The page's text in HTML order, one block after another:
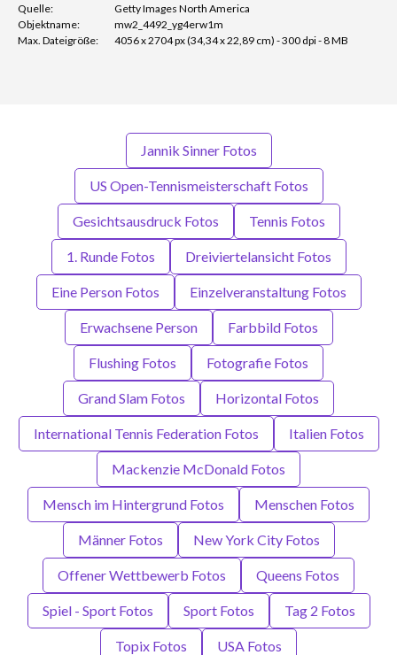
Quelle:
Getty Images North America
Objektname:
mw2_4492_yg4erw1m
Max. Dateigröße:
4056 x 2704 px (34,34 x 22,89 cm) - 300 dpi - 8 MB
Jannik Sinner Fotos
US Open-Tennismeisterschaft Fotos
Gesichtsausdruck Fotos Tennis Fotos
1. Runde Fotos Dreiviertelansicht Fotos
Eine Person Fotos Einzelveranstaltung Fotos
Erwachsene Person Farbbild Fotos
Flushing Fotos Fotografie Fotos
Grand Slam Fotos Horizontal Fotos
International Tennis Federation Fotos Italien Fotos
Mackenzie McDonald Fotos
Mensch im Hintergrund Fotos Menschen Fotos
Männer Fotos New York City Fotos
Offener Wettbewerb Fotos Queens Fotos
Spiel - Sport Fotos Sport Fotos Tag 2 Fotos
Topix Fotos USA Fotos